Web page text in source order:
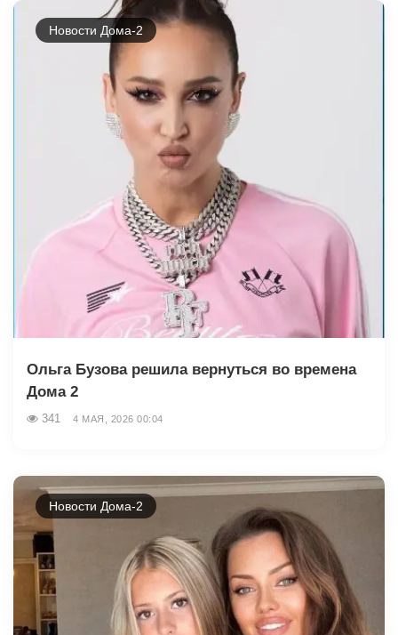
Новости Дома-2
Ольга Бузова решила вернуться во времена
Дома 2
341 4 МАЯ, 2026 00:04
Новости Дома-2